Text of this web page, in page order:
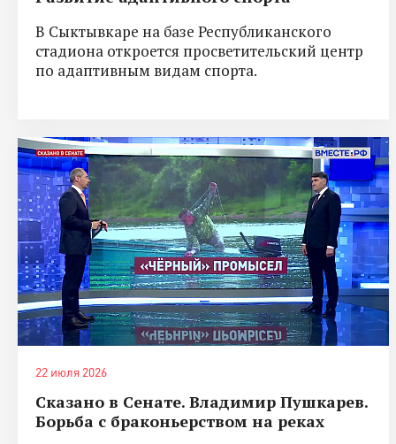
В Сыктывкаре на базе Республиканского
стадиона откроется просветительский центр
по адаптивным видам спорта.
22 июля 2026
Сказано в Сенате. Владимир Пушкарев.
Борьба с браконьерством на реках